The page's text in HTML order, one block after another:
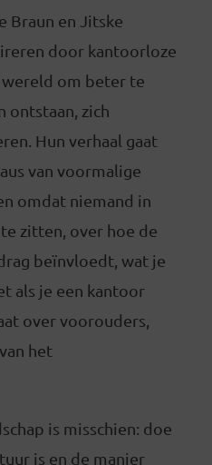
Braun en Jitske
door kantoorloze
om beter te
ontstaan, zich
Hun verhaal gaat
van voormalige
omdat niemand in
zitten, over hoe de
beïnvloedt, wat je
als je een kantoor
over voorouders,
het
is misschien: doe
is en de manier